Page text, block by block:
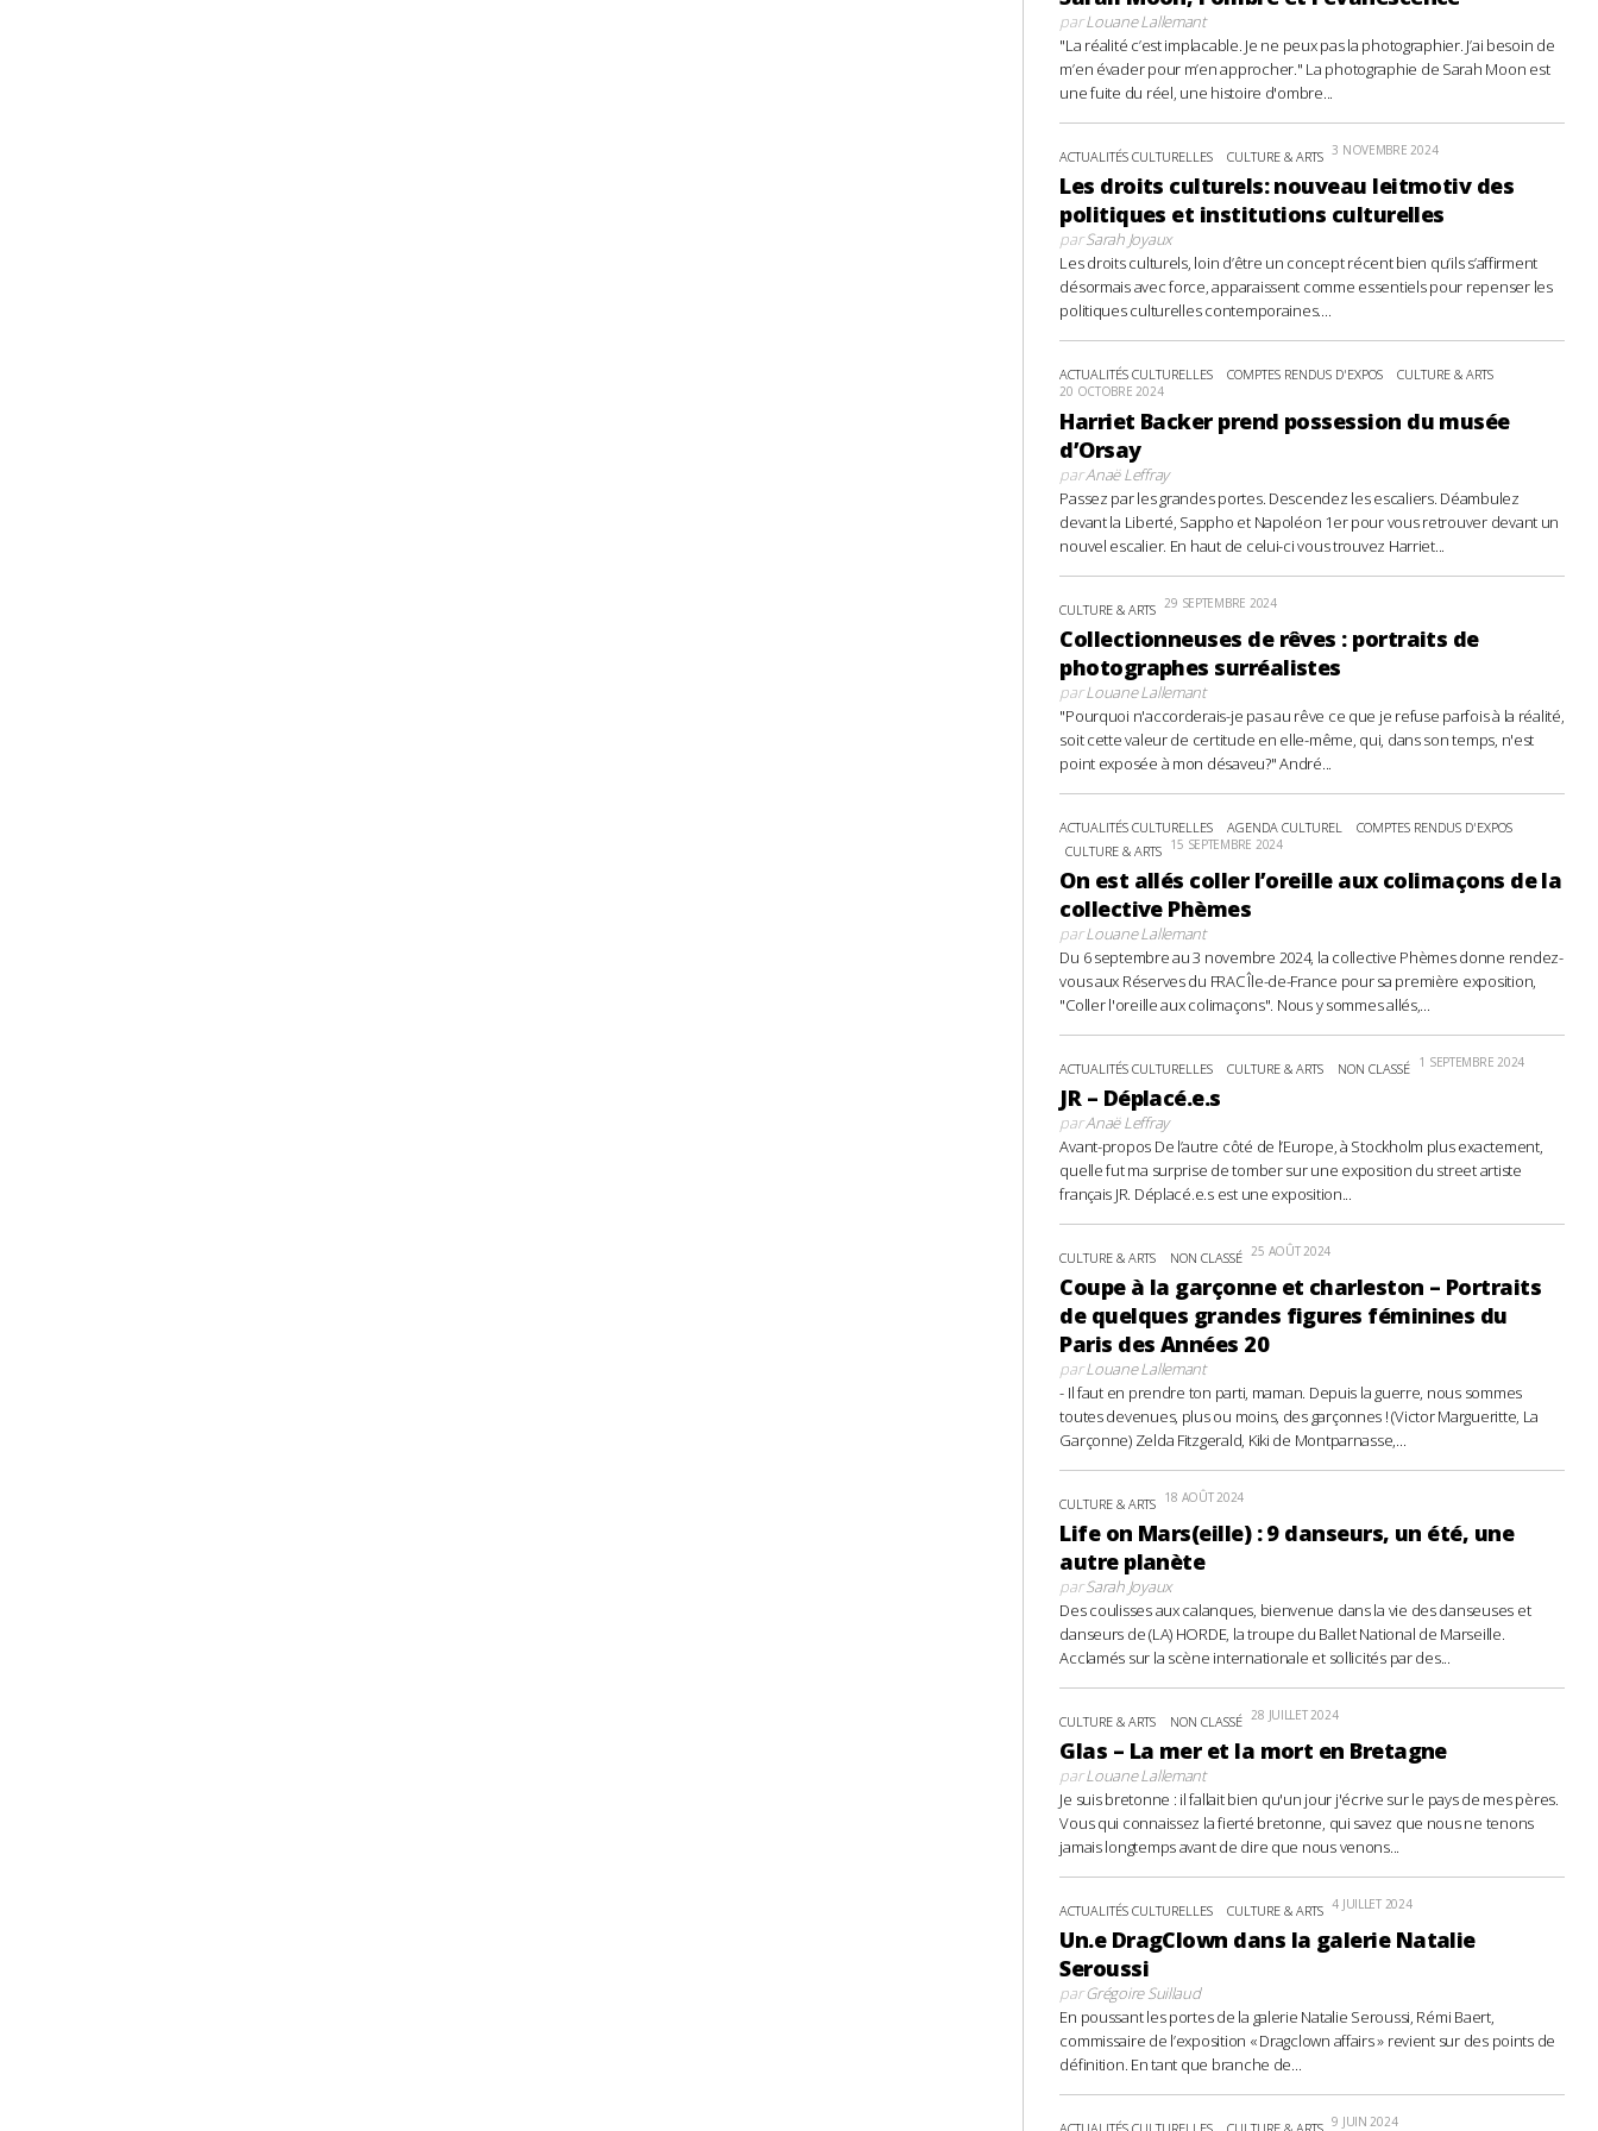
parLouane Lallemant
"La réalité c’est implacable. Je ne peux pas la photographier. J’ai besoin de
m’en évader pour m’en approcher." La photographie de Sarah Moon est
une fuite du réel, une histoire d'ombre...
ACTUALITÉS CULTURELLES CULTURE & ARTS 3 NOVEMBRE 2024
Les droits culturels: nouveau leitmotiv des
politiques et institutions culturelles
parSarah Joyaux
Les droits culturels, loin d’être un concept récent bien qu’ils s’affirment
désormais avec force, apparaissent comme essentiels pour repenser les
politiques culturelles contemporaines....
ACTUALITÉS CULTURELLES COMPTES RENDUS D'EXPOS CULTURE & ARTS
20 OCTOBRE 2024
Harriet Backer prend possession du musée
d’Orsay
parAnaë Leffray
Passez par les grandes portes. Descendez les escaliers. Déambulez
devant la Liberté, Sappho et Napoléon 1er pour vous retrouver devant un
nouvel escalier. En haut de celui-ci vous trouvez Harriet...
CULTURE & ARTS 29 SEPTEMBRE 2024
Collectionneuses de rêves : portraits de
photographes surréalistes
parLouane Lallemant
"Pourquoi n'accorderais-je pas au rêve ce que je refuse parfois à la réalité,
soit cette valeur de certitude en elle-même, qui, dans son temps, n'est
point exposée à mon désaveu?" André...
ACTUALITÉS CULTURELLES AGENDA CULTUREL
COMPTES RENDUS D'EXPOS
CULTURE & ARTS 15 SEPTEMBRE 2024
On est allés coller l’oreille aux colimaçons de la
collective Phèmes
parLouane Lallemant
Du 6 septembre au 3 novembre 2024, la collective Phèmes donne rendez-
vous aux Réserves du FRAC Île-de-France pour sa première exposition,
"Coller l'oreille aux colimaçons". Nous y sommes allés,...
ACTUALITÉS CULTURELLES CULTURE & ARTS NON CLASSÉ 1 SEPTEMBRE 2024
JR – Déplacé.e.s
parAnaë Leffray
Avant-propos De l’autre côté de l’Europe, à Stockholm plus exactement,
quelle fut ma surprise de tomber sur une exposition du street artiste
français JR. Déplacé.e.s est une exposition...
CULTURE & ARTS NON CLASSÉ 25 AOÛT 2024
Coupe à la garçonne et charleston – Portraits
de quelques grandes figures féminines du
Paris des Années 20
parLouane Lallemant
- Il faut en prendre ton parti, maman. Depuis la guerre, nous sommes
toutes devenues, plus ou moins, des garçonnes ! (Victor Margueritte, La
Garçonne) Zelda Fitzgerald, Kiki de Montparnasse,...
CULTURE & ARTS 18 AOÛT 2024
Life on Mars(eille) : 9 danseurs, un été, une
autre planète
parSarah Joyaux
Des coulisses aux calanques, bienvenue dans la vie des danseuses et
danseurs de (LA) HORDE, la troupe du Ballet National de Marseille.
Acclamés sur la scène internationale et sollicités par des...
CULTURE & ARTS NON CLASSÉ 28 JUILLET 2024
Glas – La mer et la mort en Bretagne
parLouane Lallemant
Je suis bretonne : il fallait bien qu'un jour j'écrive sur le pays de mes pères.
Vous qui connaissez la fierté bretonne, qui savez que nous ne tenons
jamais longtemps avant de dire que nous venons...
ACTUALITÉS CULTURELLES CULTURE & ARTS 4 JUILLET 2024
Un.e DragClown dans la galerie Natalie
Seroussi
parGrégoire Suillaud
En poussant les portes de la galerie Natalie Seroussi, Rémi Baert,
commissaire de l’exposition « Dragclown affairs » revient sur des points de
définition. En tant que branche de...
9 JUIN 2024